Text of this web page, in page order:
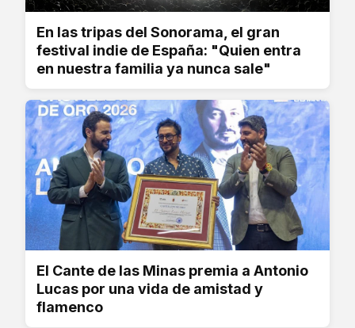
En las tripas del Sonorama, el gran
festival indie de España: "Quien entra
en nuestra familia ya nunca sale"
El Cante de las Minas premia a Antonio
Lucas por una vida de amistad y
flamenco